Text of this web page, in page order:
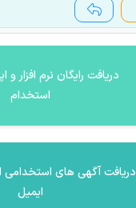
دریافت رایگان نرم افزار و
استخدام
دریافت آگهی های استخدامی
ایمیل